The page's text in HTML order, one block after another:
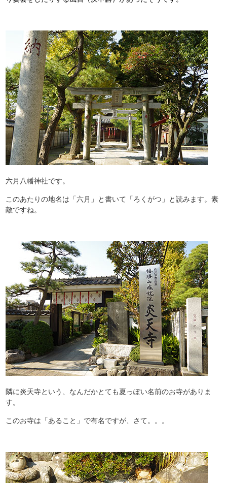
六月八幡神社です。
このあたりの地名は「六月」と書いて「ろくがつ」と読みます。素
敵ですね。
隣に炎天寺という、なんだかとても夏っぽい名前のお寺がありま
す。
このお寺は「あること」で有名ですが、さて。。。